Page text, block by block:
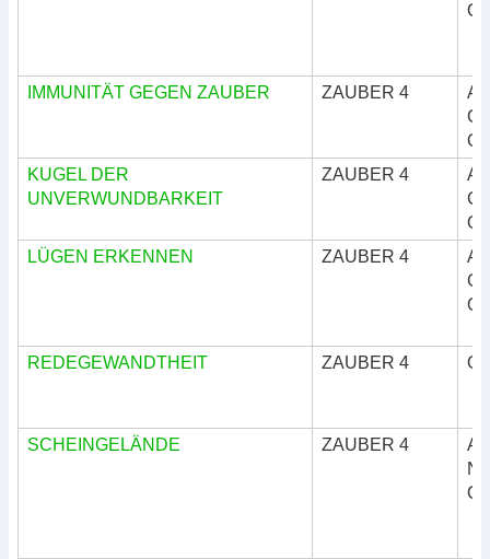
IMMUNITÄT GEGEN ZAUBER ZAUBER 4
KUGEL DER
UNVERWUNDBARKEIT
ZAUBER 4
LÜGEN ERKENNEN
ZAUBER 4
REDEGEWANDTHEIT ZAUBER 4
SCHEINGELÄNDE ZAUBER 4